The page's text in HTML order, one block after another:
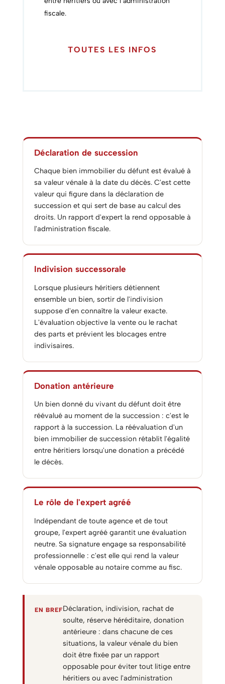
fiscale.
TOUTES LES INFOS
Déclaration de succession
Chaque bien immobilier du défunt est évalué à
sa valeur vénale à la date du décès. C'est cette
valeur qui figure dans la déclaration de
succession et qui sert de base au calcul des
droits. Un rapport d'expert la rend opposable à
l'administration fiscale.
Indivision successorale
Lorsque plusieurs héritiers détiennent
ensemble un bien, sortir de l'indivision
suppose d'en connaître la valeur exacte.
L'évaluation objective la vente ou le rachat
des parts et prévient les blocages entre
indivisaires.
Donation antérieure
Un bien donné du vivant du défunt doit être
réévalué au moment de la succession : c'est le
rapport à la succession. La réévaluation d'un
bien immobilier de succession rétablit l'égalité
entre héritiers lorsqu'une donation a précédé
le décès.
Le rôle de l'expert agréé
Indépendant de toute agence et de tout
groupe, l'expert agréé garantit une évaluation
neutre. Sa signature engage sa responsabilité
professionnelle : c'est elle qui rend la valeur
vénale opposable au notaire comme au fisc.
EN BREFDéclaration, indivision, rachat de
soulte, réserve héréditaire, donation
antérieure : dans chacune de ces
situations, la valeur vénale du bien
doit être fixée par un rapport
opposable pour éviter tout litige entre
héritiers ou avec l'administration